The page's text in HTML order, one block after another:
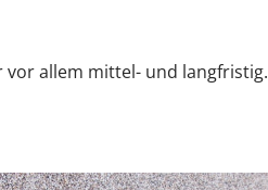
allem mittel- und langfristig.